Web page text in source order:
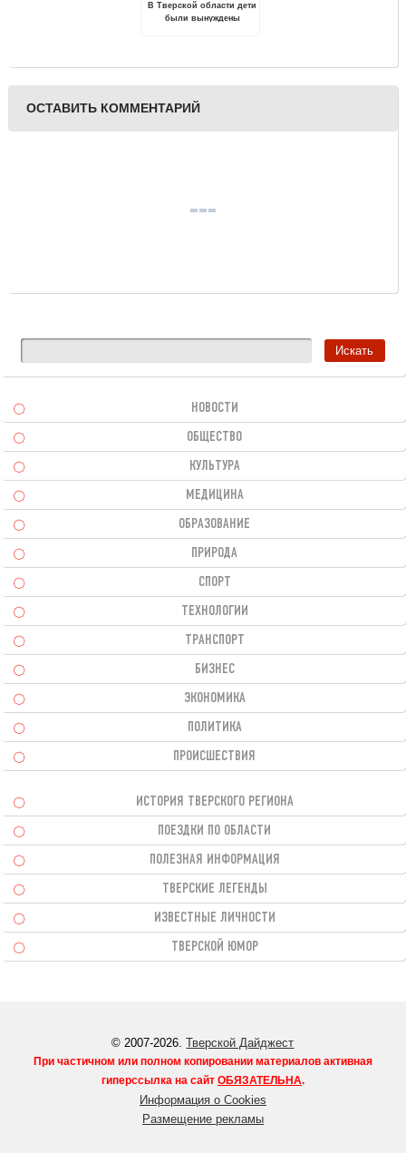
В Тверской области дети
были вынуждены
деревню
ОСТАВИТЬ КОММЕНТАРИЙ
НОВОСТИ
ОБЩЕСТВО
КУЛЬТУРА
МЕДИЦИНА
ОБРАЗОВАНИЕ
ПРИРОДА
СПОРТ
ТЕХНОЛОГИИ
ТРАНСПОРТ
БИЗНЕС
ЭКОНОМИКА
ПОЛИТИКА
ПРОИСШЕСТВИЯ
ИСТОРИЯ ТВЕРСКОГО РЕГИОНА
ПОЕЗДКИ ПО ОБЛАСТИ
ПОЛЕЗНАЯ ИНФОРМАЦИЯ
ТВЕРСКИЕ ЛЕГЕНДЫ
ИЗВЕСТНЫЕ ЛИЧНОСТИ
ТВЕРСКОЙ ЮМОР
© 2007-2026.Тверской Дайджест
При частичном или полном копировании материалов активная
гиперссылка на сайт ОБЯЗАТЕЛЬНА.
Информация о Cookies
Размещение рекламы